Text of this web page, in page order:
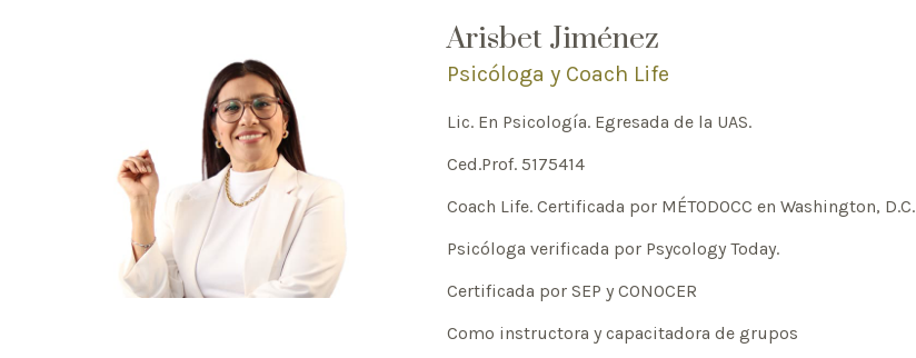
Arisbet Jiménez
Psicóloga y Coach Life
Lic. En Psicología. Egresada de la UAS.
Ced.Prof. 5175414
Coach Life. Certificada por MÉTODOCC en Washington, D.C.
Psicóloga verificada por Psycology Today.
Certificada por SEP y CONOCER
Como instructora y capacitadora de grupos